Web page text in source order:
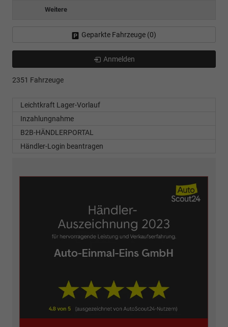
Weitere
Geparkte Fahrzeuge (0)
Anmelden
2351 Fahrzeuge
Leichtkraft Lager-Vorlauf
Inzahlungnahme
B2B-HÄNDLERPORTAL
Händler-Login beantragen